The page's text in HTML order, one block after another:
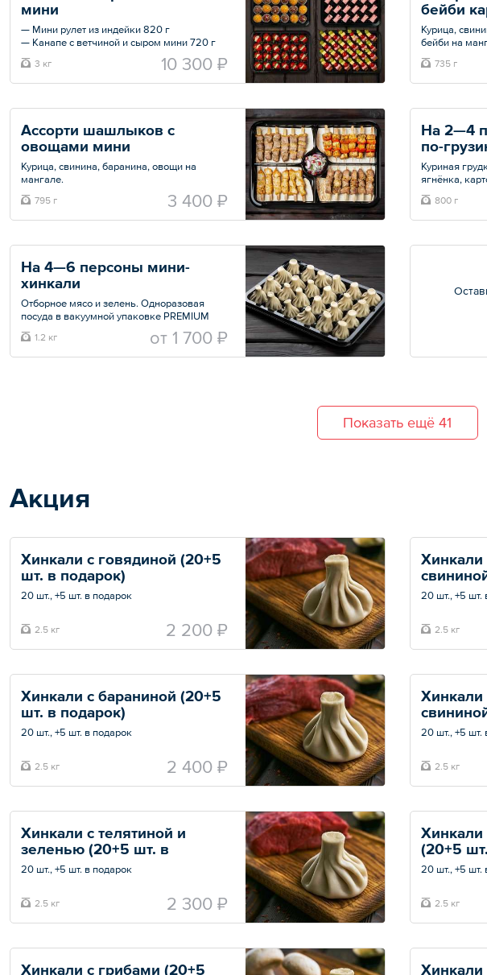
— Одноразовая посуда в вакуумной
вилки, ножи, салфетки.
Общий вес – 4.3 кг
—
упаковке
вилки, ножи,
Общий вес –
— Мини рулет из индейки 820 г
— Канапе с ветчиной и сыром мини 720 г
— Канапе капризе 750 г
— Тортильи с курицей и овощами мини 720
г.
3 кг 10 300 ₽
бейби
Курица,
бейби на
Одноразовая
PREMIUM
салфетки
Общий вес –
735 г
Ассорти шашлыков с
овощами мини
Курица, свинина, баранина, овощи на
мангале.
Одноразовая посуда в вакуумной упаковке
PREMIUM качества: Тарелки, вилки, ножи,
салфетки
Общий вес – 795 г
795 г 3 400 ₽
На 2—4
по-
мини
Куриная
ягнёнка,
мангале.
Одноразовая
PREMIUM
800 г
На 4—6 персоны мини-
хинкали
Отборное мясо и зелень. Одноразовая
посуда в вакуумной упаковке PREMIUM
качества: Тарелки, вилки, ножи, салфетки
1.2 кг oт 1 700 ₽
Показать ещё 41
Акция
Хинкали с говядиной (20+5
шт. в подарок)
20 шт., +5 шт. в подарок
Скидки на данную позицию не действуют.
Общий вес – 2.5 кг
2.5 кг 2 200 ₽
Хинкали
подарок)
20 шт., +5 шт.
Скидки на
Общий вес –
2.5 кг
Хинкали с бараниной (20+5
шт. в подарок)
20 шт., +5 шт. в подарок
Скидки на данную позицию не действуют.
Общий вес – 2.5 кг
2.5 кг 2 400 ₽
Хинкали
подарок)
20 шт., +5 шт.
Скидки на
Общий вес –
2.5 кг
Хинкали с телятиной и
зеленью (20+5 шт. в
подарок)
20 шт., +5 шт. в подарок
Скидки на данную позицию не действуют.
Общий вес – 2.5 кг
2.5 кг 2 300 ₽
(20+5
20 шт., +5 шт.
Скидки на
Общий вес –
2.5 кг
Хинкали с грибами (20+5
Хинкали